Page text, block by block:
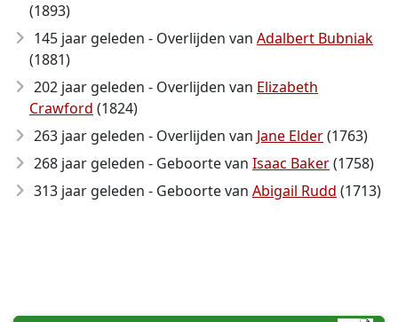
(1893)
145 jaar geleden - Overlijden van Adalbert Bubniak
(1881)
202 jaar geleden - Overlijden van Elizabeth
Crawford (1824)
263 jaar geleden - Overlijden van Jane Elder(1763)
268 jaar geleden - Geboorte van Isaac Baker(1758)
313 jaar geleden - Geboorte van Abigail Rudd (1713)